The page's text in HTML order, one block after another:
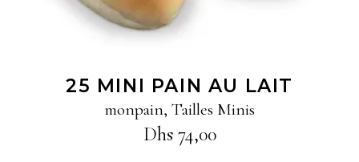
25 MINI PAIN AU LAIT
monpain, Tailles Minis
Dhs74,00